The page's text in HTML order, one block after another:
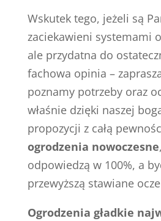
Wskutek tego, jeżeli są
zaciekawieni systemami
ale przydatna do
fachowa opinia –
poznamy potrzeby oraz
właśnie dzięki naszej
propozycji z całą
ogrodzenia nowoczesne
odpowiedzą w 100%, a
przewyższą stawiane
Ogrodzenia gładkie